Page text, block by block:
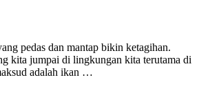
pedas dan mantap bikin ketagihan.
kita jumpai di lingkungan kita terutama di
adalah ikan …